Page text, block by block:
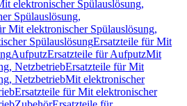
elektronischer Spülauslösung,
Spülauslösung,
Mit elektronischer Spülauslösung,
SpülauslösungErsatzteile für Mit
AufputzErsatzteile für AufputzMit
NetzbetriebErsatzteile für Mit
NetzbetriebMit elektronischer
Ersatzteile für Mit elektronischer